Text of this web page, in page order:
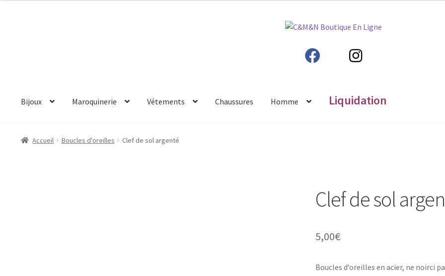
Bijoux Maroquinerie Vétements Chaussures Homme Liquidation
Accueil Boucles d'oreilles Clef de sol argenté
Clef de sol
5,00€
Boucles d’oreilles en acier, ne noirci